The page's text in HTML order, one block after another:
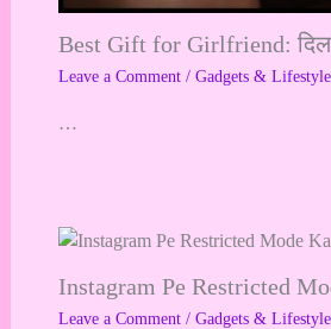
Best Gift for Girlfriend: दिल
Leave a Comment / Gadgets & Lifestyle
…
Instagram Pe Restricted
Leave a Comment / Gadgets & Lifestyle